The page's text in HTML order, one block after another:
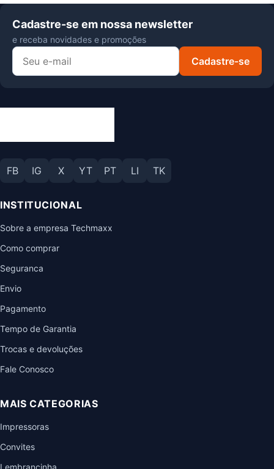
Cadastre-se em nossa newsletter
e receba novidades e promoções
Cadastre-se
FB IG X YT PT LI TK
INSTITUCIONAL
Sobre a empresa Techmaxx
Como comprar
Seguranca
Envio
Pagamento
Tempo de Garantia
Trocas e devoluções
Fale Conosco
MAIS CATEGORIAS
Impressoras
Convites